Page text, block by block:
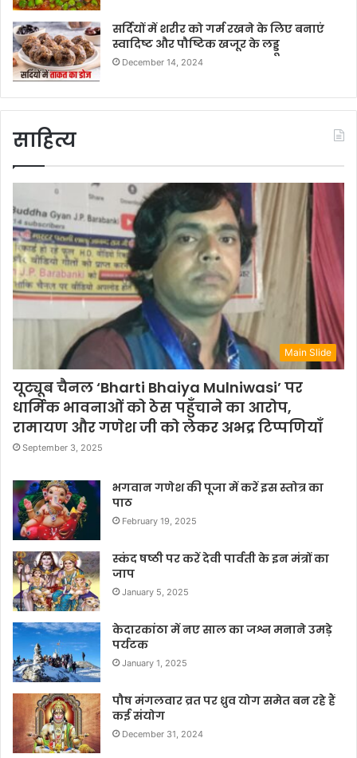
सर्दियों में शरीर को गर्म रखने के लिए बनाएं
स्वादिष्ट और पौष्टिक खजूर के लड्डू
December 14, 2024
साहित्य
Main Slide
यूट्यूब चैनल ‘Bharti Bhaiya Mulniwasi’ पर
धार्मिक भावनाओं को ठेस पहुँचाने का आरोप,
रामायण और गणेश जी को लेकर अभद्र टिप्पणियाँ
September 3, 2025
भगवान गणेश की पूजा में करें इस स्तोत्र का
पाठ
February 19, 2025
स्कंद षष्ठी पर करें देवी पार्वती के इन मंत्रों का
जाप
January 5, 2025
केदारकांठा में नए साल का जश्न मनाने उमड़े
पर्यटक
January 1, 2025
पौष मंगलवार व्रत पर ध्रुव योग समेत बन रहे हैं
कई संयोग
December 31, 2024